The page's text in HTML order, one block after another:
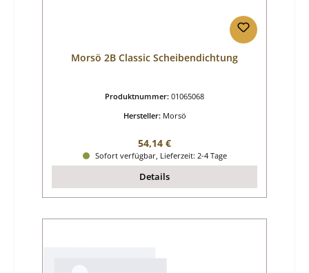
Morsö 2B Classic Scheibendichtung
Produktnummer: 01065068
Hersteller: Morsö
Regulärer Preis:
54,14 €
Sofort verfügbar, Lieferzeit: 2-4 Tage
Details